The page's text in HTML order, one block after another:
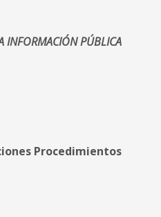
INFORMACIÓN PÚBLICA
Procedimientos